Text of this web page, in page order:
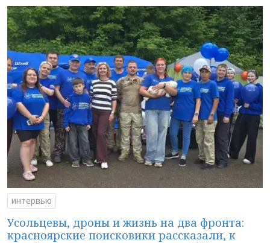
интервью
Усольцевы, дроны и жизнь на два фронта:
красноярские поисковики рассказали, к